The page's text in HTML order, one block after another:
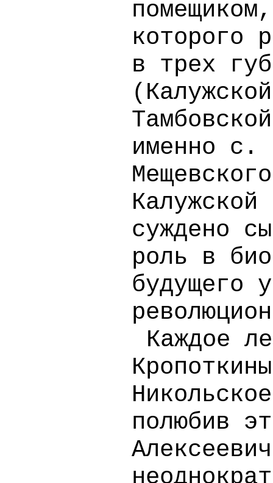
которого
в трех
именно с.
Калужской
суждено
роль в
будущего
Каждое
полюбив